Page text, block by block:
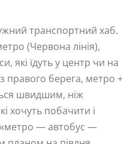
транспортний хаб.
(Червона лінія),
які їдуть у центр чи на
правого берега, метро +
швидшим, ніж
хочуть побачити і
«метро — автобус —